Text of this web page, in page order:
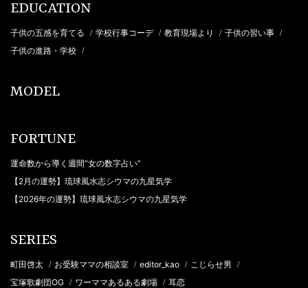
EDUCATION
子供の五感を育てる / 学校行事コーデ / 教育現場より / 子供の習い事 /
子供の進路・学校 /
MODEL
FORTUNE
運命数から導く週間“女の数字占い”
【2月の運勢】琉球風水志シウマの九星気学
【2026年の運勢】琉球風水志シウマの九星気学
SERIES
町田啓太 / お受験ママの相談室 / editor_kao / こじらせ男 /
宝塚歌劇団OG / ワーママあるある劇場 / 耳恋